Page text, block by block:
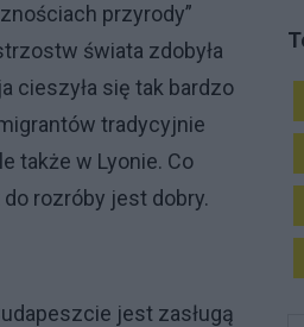
przyrody”
świata zdobyła
cieszyła się tak bardzo
tradycyjnie
także w Lyonie. Co
rozróby jest dobry.
jest zasługą